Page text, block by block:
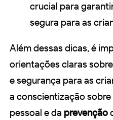
crucial para
segura para as
Além dessas dicas, é
orientações claras
e segurança para as
a conscientização
pessoal e da prevenção